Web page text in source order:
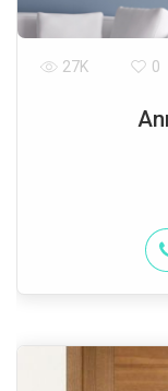
27K 0